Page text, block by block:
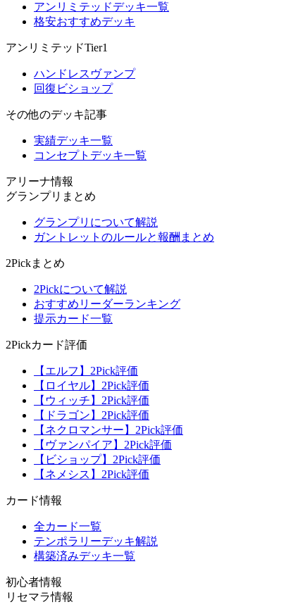
アンリミテッドデッキ一覧
格安おすすめデッキ
アンリミテッドTier1
ハンドレスヴァンプ
回復ビショップ
その他のデッキ記事
実績デッキ一覧
コンセプトデッキ一覧
アリーナ情報
グランプリまとめ
グランプリについて解説
ガントレットのルールと報酬まとめ
2Pickまとめ
2Pickについて解説
おすすめリーダーランキング
提示カード一覧
2Pickカード評価
【エルフ】2Pick評価
【ロイヤル】2Pick評価
【ウィッチ】2Pick評価
【ドラゴン】2Pick評価
【ネクロマンサー】2Pick評価
【ヴァンパイア】2Pick評価
【ビショップ】2Pick評価
【ネメシス】2Pick評価
カード情報
全カード一覧
テンポラリーデッキ解説
構築済みデッキ一覧
初心者情報
リセマラ情報